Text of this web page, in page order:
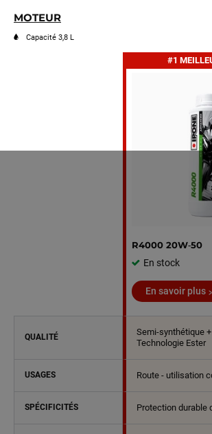
Revendeurs
MOTEUR
Capacité 3,8 L
#1
R4000 20W‑50
En stock
En savoir plus
QUALITÉ
Semi-synthétique +
Technologie Ester
USAGES Route - utilisation
SPÉCIFICITÉS Protection durable